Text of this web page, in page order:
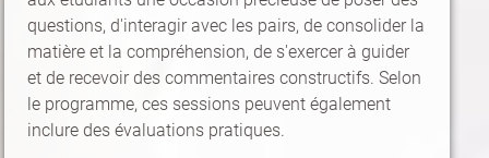
questions, d'interagir avec les pairs, de consolider la
matière et la compréhension, de s'exercer à guider
et de recevoir des commentaires constructifs. Selon
le programme, ces sessions peuvent également
inclure des évaluations pratiques.